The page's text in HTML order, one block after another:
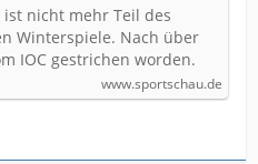
nicht mehr Teil des
Winterspiele. Nach über
IOC gestrichen worden.
www.sportschau.de